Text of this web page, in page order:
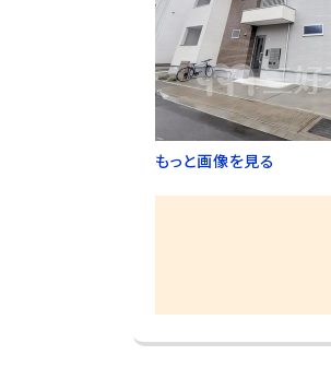
もっと画像を見る